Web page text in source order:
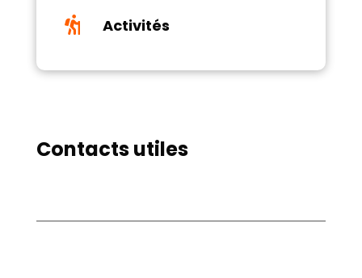
 Activités
Contacts utiles